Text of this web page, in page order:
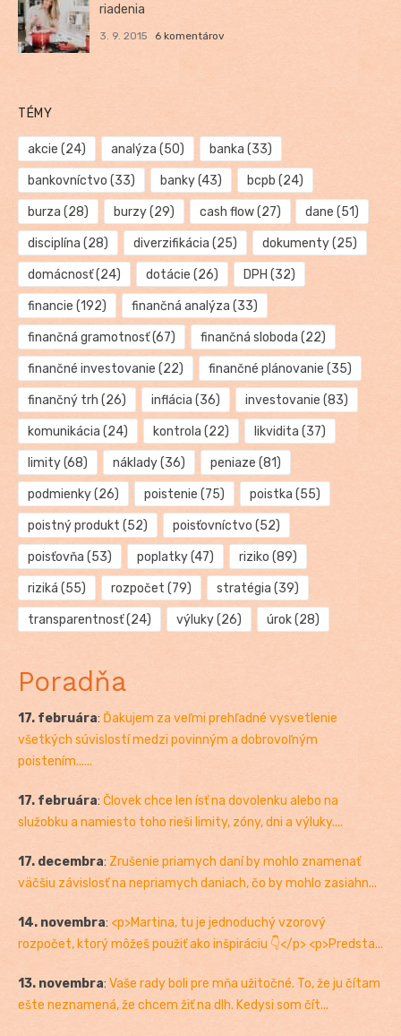
riadenia
3. 9. 2015 6 komentárov
TÉMY
akcie (24) analýza (50) banka (33)
bankovníctvo (33) banky(43) bcpb (24)
burza (28) burzy(29) cash flow(27) dane (51)
disciplína (28) diverzifikácia (25) dokumenty(25)
domácnosť(24) dotácie (26) DPH (32)
financie (192) finančná analýza (33)
finančná gramotnosť(67) finančná sloboda (22)
finančné investovanie (22) finančné plánovanie (35)
finančný trh (26) inflácia (36) investovanie (83)
komunikácia (24) kontrola (22) likvidita (37)
limity(68) náklady(36) peniaze (81)
podmienky(26) poistenie (75) poistka (55)
poistný produkt (52) poisťovníctvo (52)
poisťovňa (53) poplatky(47) riziko (89)
riziká (55) rozpočet (79) stratégia (39)
transparentnosť(24) výluky(26) úrok(28)
Poradňa
17. februára: Ďakujem za veľmi prehľadné vysvetlenie
všetkých súvislostí medzi povinným a dobrovoľným
poistením......
17. februára: Človek chce len ísť na dovolenku alebo na
služobku a namiesto toho rieši limity, zóny, dni a výluky....
17. decembra: Zrušenie priamych daní by mohlo znamenať
väčšiu závislosť na nepriamych daniach, čo by mohlo zasiahn...
14. novembra: <p>Martina, tu je jednoduchý vzorový
rozpočet, ktorý môžeš použiť ako inšpiráciu 👇</p> <p>Predsta...
13. novembra: Vaše rady boli pre mňa užitočné. To, že ju čítam
ešte neznamená, že chcem žiť na dlh. Kedysi som čít...